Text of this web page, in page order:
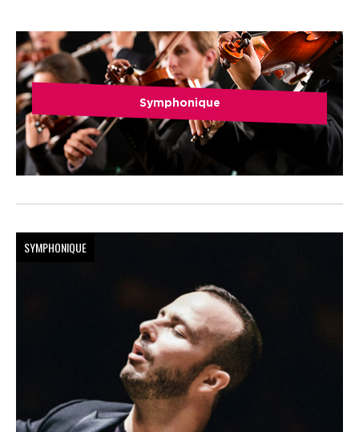
Symphonique
SYMPHONIQUE